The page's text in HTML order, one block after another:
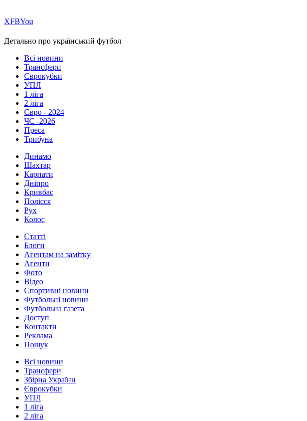
ХFBYou
Детально про український футбол
Всі новини
Трансфери
Єврокубки
УПЛ
1 ліга
2 ліга
Євро - 2024
ЧС -2026
Преса
Трибуна
Динамо
Шахтар
Карпати
Дніпро
Кривбас
Полісся
Рух
Колос
Статті
Блоги
Агентам на замітку
Агенти
Фото
Відео
Спортивні новини
Футбольні новини
Футбольна газета
Доступ
Контакти
Реклама
Пошук
Всі новини
Трансфери
Збірна України
Єврокубки
УПЛ
1 ліга
2 ліга